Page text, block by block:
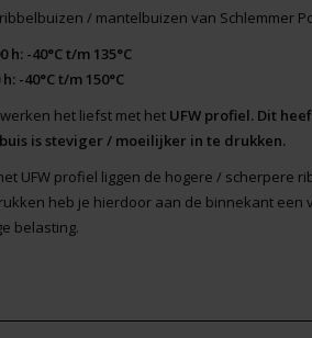
/ mantelbuizen van Schlemmer
h: -40°C t/m 135°C
h: -40°C t/m 150°C
het liefst met het UFW profiel. Dit
is steviger / moeilijker in te drukken.
UFW profiel liggen de hogere / scherpere
heb je hierdoor aan de binnekant
belasting.